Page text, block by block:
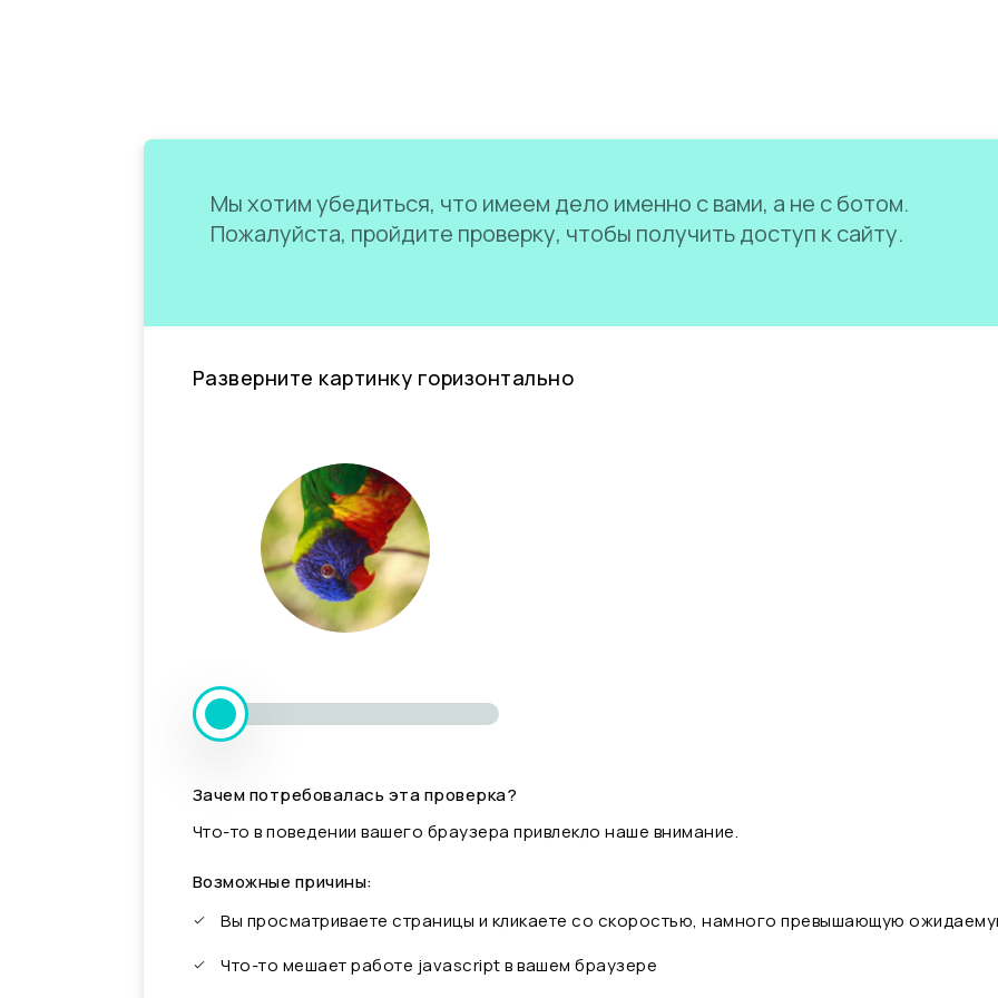
Мы хотим убедиться, что имеем дело именно с вами, а не с ботом.
Пожалуйста, пройдите проверку, чтобы получить доступ к сайту.
Разверните картинку горизонтально
Зачем потребовалась эта проверка?
Что-то в поведении вашего браузера привлекло наше внимание.
Возможные причины:
Вы просматриваете страницы и кликаете со скоростью, намного превышающую
Что-то мешает работе javascript в вашем браузере